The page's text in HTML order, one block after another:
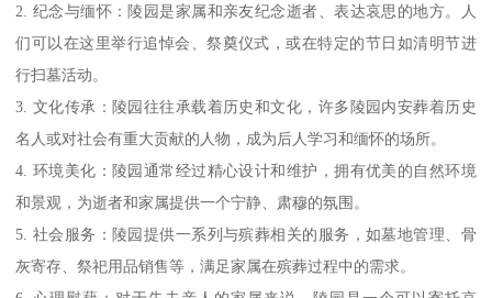
2. 纪念与缅怀：陵园是家属和亲友纪念逝者、表达哀思的地方。人
们可以在这里举行追悼会、祭奠仪式，或在特定的节日如清明节进
行扫墓活动。
3. 文化传承：陵园往往承载着历史和文化，许多陵园内安葬着历史
名人或对社会有重大贡献的人物，成为后人学习和缅怀的场所。
4. 环境美化：陵园通常经过精心设计和维护，拥有优美的自然环境
和景观，为逝者和家属提供一个宁静、肃穆的氛围。
5. 社会服务：陵园提供一系列与殡葬相关的服务，如墓地管理、骨
灰寄存、祭祀用品销售等，满足家属在殡葬过程中的需求。